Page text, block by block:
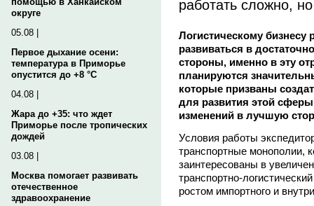
округе
05.08 |
Первое дыхание осени:
температура в Приморье
опустится до +8 °C
04.08 |
Жара до +35: что ждет
Приморье после тропических
дождей
03.08 |
Москва помогает развивать
отечественное
здравоохранение
работать сложно,
Логистическому бизнесу
развиваться в
стороны, именно в эту
планируются
которые призваны
для развития этой
изменений в лучшую
Условия работы
транспортные монополии,
заинтересованы в
транспортно-
ростом импортного и